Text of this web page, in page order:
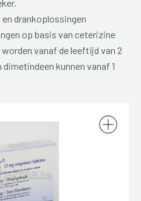
drankoplossingen
op basis van ceterizine
vanaf de leeftijd van 2
kunnen vanaf 1